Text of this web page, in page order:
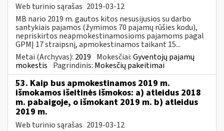
Web turinio sąrašas 2019-03-12
MB nario 2019 m. gautos kitos nesusijusios su darbo
santykiais pajamos (žymimos 70 pajamų rūšies kodu),
nepriskirtos neapmokestinamosioms pajamoms pagal
GPMĮ 17 straipsnį, apmokestinamos taikant 15...
Metai (Archyvas): 2019 Mokesčiai:Gyventojų pajamų
mokestis Pagrindinis: Mokesčių pakeitimai
53. Kaip bus apmokestinamos 2019 m.
išmokamos išeitinės išmokos: a) atleidus 2018
m. pabaigoje, o išmokant 2019 m. b) atleidus
2019 m.
Web turinio sąrašas 2019-03-12